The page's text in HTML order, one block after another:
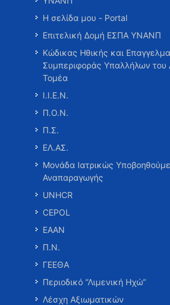
Η σελίδα μου - Portal
Επιτελική Δομή ΕΣΠΑ ΥΝΑΝΠ
Κώδικας Ηθικής και
Συμπεριφοράς Υπαλλήλων του
Τομέα
Ι.Ι.Ε.Ν.
Π.Ο.Ν.
Π.Σ.
ΕΛ.ΑΣ.
Μονάδα Ιατρικώς
Αναπαραγωγής
UNHCR
CEPOL
ΕΑΑΝ
Π.Ν.
ΓΕΕΘΑ
Περιοδικό “Λιμενική Ηχώ”
Λέσχη Αξιωματικών